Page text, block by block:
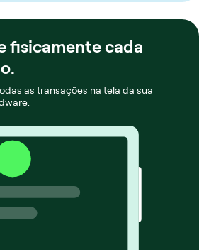
fisicamente cada
as transações na tela da sua